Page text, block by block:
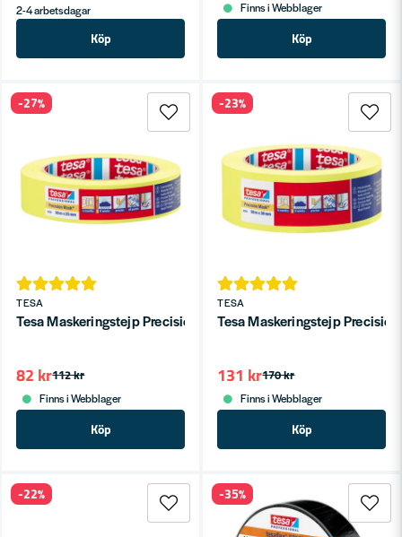
2-4 arbetsdagar
Köp
Finns i Webblager
Köp
TESA
Tesa Maskeringstejp Precision Mask 25mmx50m
112 kr
82 kr
Finns i Webblager
Köp
-27%
TESA
Tesa Maskeringstejp
170 kr
131 kr
Finns i Webblager
Köp
-23%
-22% -35%